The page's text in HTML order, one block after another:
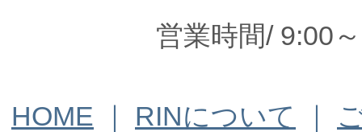
営業時間/ 9:00
HOME ｜ RINについて ｜